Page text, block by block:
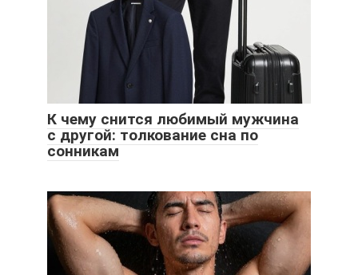
К чему снится любимый мужчина
с другой: толкование сна по
сонникам